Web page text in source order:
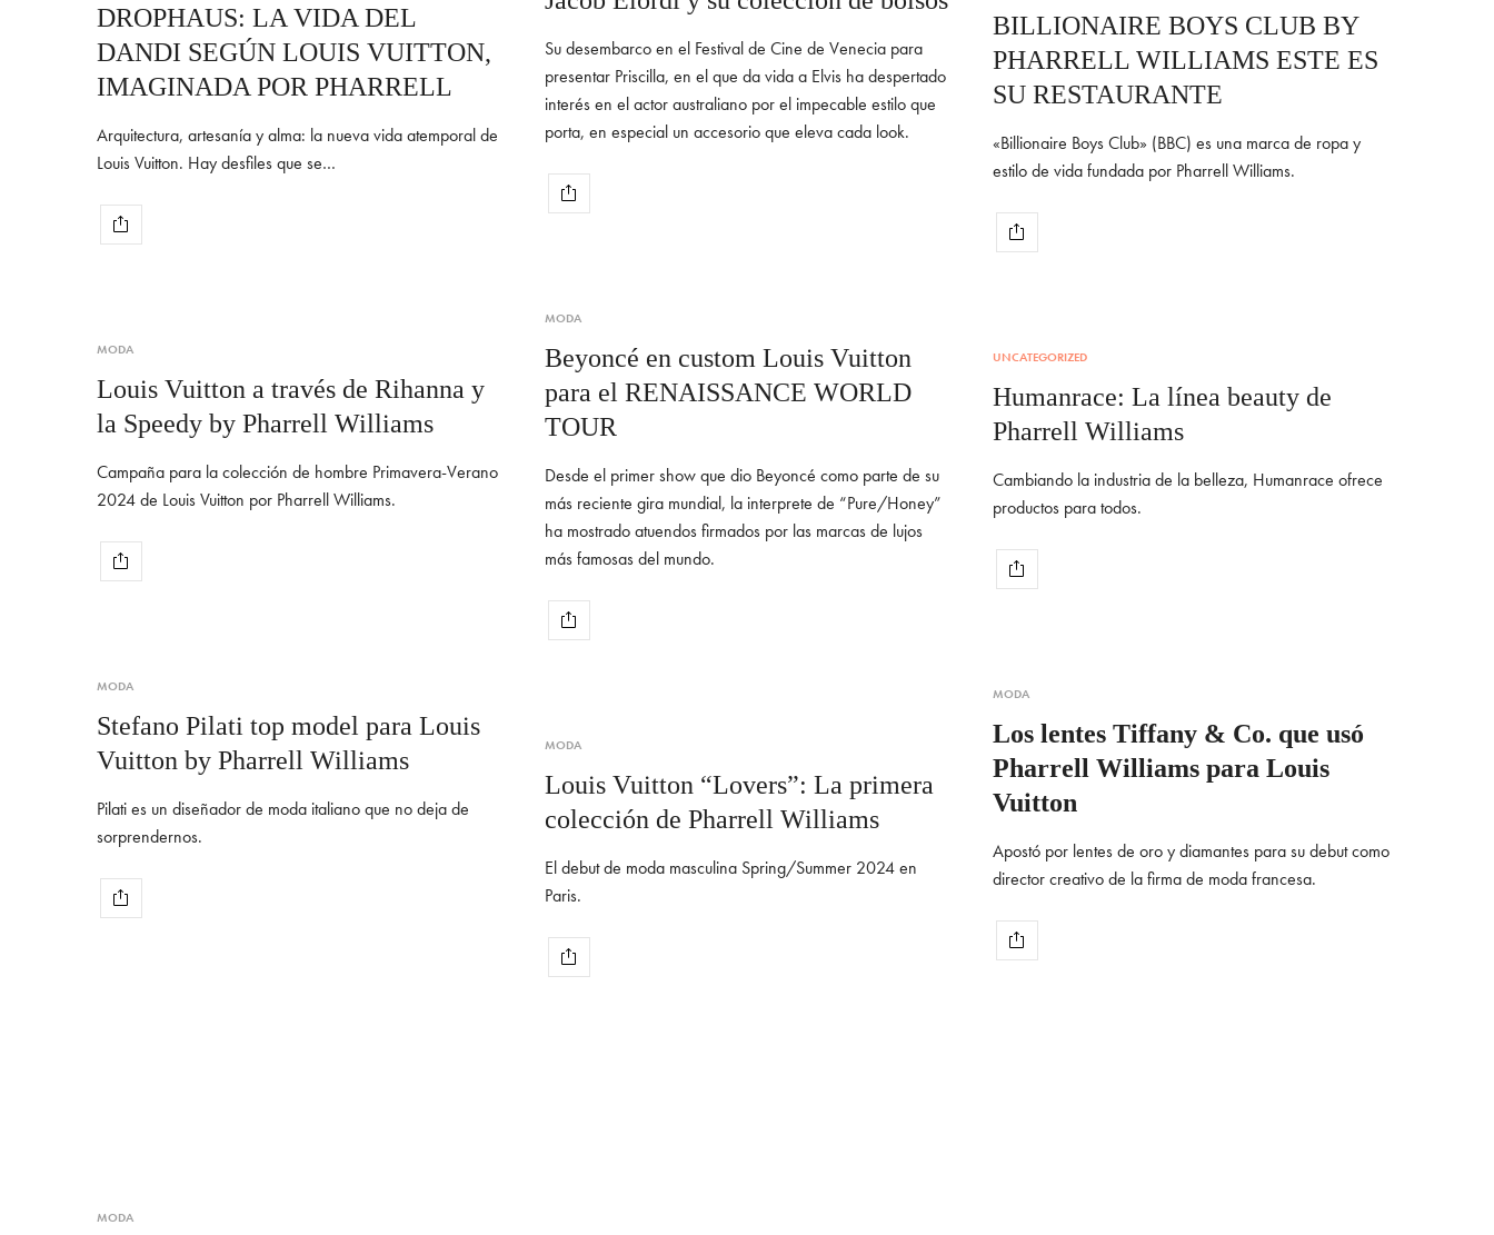
DROPHAUS: LA VIDA DEL
DANDI SEGÚN LOUIS VUITTON,
IMAGINADA POR PHARRELL
Arquitectura, artesanía y alma: la nueva vida atemporal de
Louis Vuitton. Hay desfiles que se…
Su desembarco en el Festival de Cine de Venecia para
presentar Priscilla, en el que da vida a Elvis ha despertado
interés en el actor australiano por el impecable estilo que
porta, en especial un accesorio que eleva cada look.
BILLIONAIRE BOYS CLUB BY
PHARRELL WILLIAMS ESTE ES
SU RESTAURANTE
«Billionaire Boys Club» (BBC) es una marca de ropa y
estilo de vida fundada por Pharrell Williams.
MODA
Beyoncé en custom Louis Vuitton
para el RENAISSANCE WORLD
TOUR
Desde el primer show que dio Beyoncé como parte de su
más reciente gira mundial, la interprete de “Pure/Honey”
ha mostrado atuendos firmados por las marcas de lujos
más famosas del mundo.
MODA
Louis Vuitton a través de Rihanna y
la Speedy by Pharrell Williams
Campaña para la colección de hombre Primavera-Verano
2024 de Louis Vuitton por Pharrell Williams.
UNCATEGORIZED
Humanrace: La línea beauty de
Pharrell Williams
Cambiando la industria de la belleza, Humanrace ofrece
productos para todos.
MODA
Stefano Pilati top model para Louis
Vuitton by Pharrell Williams
Pilati es un diseñador de moda italiano que no deja de
sorprendernos.
MODA
Los lentes Tiffany & Co. que usó
Pharrell Williams para Louis
Vuitton
Apostó por lentes de oro y diamantes para su debut como
director creativo de la firma de moda francesa.
MODA
Louis Vuitton “Lovers”: La primera
colección de Pharrell Williams
El debut de moda masculina Spring/Summer 2024 en
Paris.
MODA